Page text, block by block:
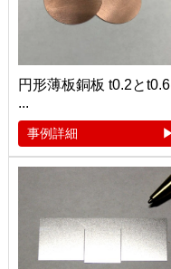
円形薄板銅板 t0.2とt0.6
...
事例詳細